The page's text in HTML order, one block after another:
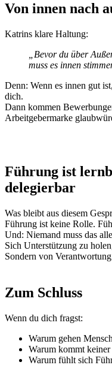
Von innen nach
Katrins klare Haltung:
„Bevor du über
muss es innen
Denn: Wenn es innen gut
dich.
Dann kommen
Arbeitgebermarke
Führung ist
delegierbar
Was bleibt aus diesem
Führung ist keine Rolle.
Und: Niemand muss das
Sich Unterstützung zu
Sondern von
Zum Schluss
Wenn du dich fragst:
Warum gehen
Warum kommt keiner
Warum fühlt sich